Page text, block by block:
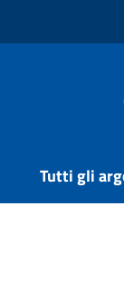
Tutti gli